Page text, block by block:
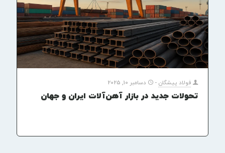
فولاد پیشگان - دسامبر 10, 2025
تحولات جدید در بازار آهن‌آلات ایران و جهان